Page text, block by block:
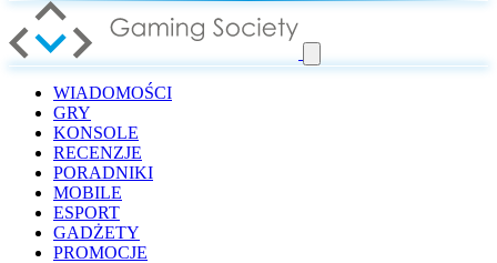
WIADOMOŚCI
GRY
KONSOLE
RECENZJE
PORADNIKI
MOBILE
ESPORT
GADŻETY
PROMOCJE